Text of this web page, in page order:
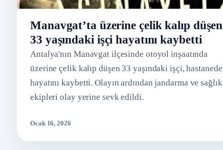
Manavgat’ta üzerine çelik kalıp düşen
33 yaşındaki işçi hayatını kaybetti
Antalya'nın Manavgat ilçesinde otoyol inşaatında
üzerine çelik kalıp düşen 33 yaşındaki işçi, hastanede
hayatını kaybetti. Olayın ardından jandarma ve sağlık
ekipleri olay yerine sevk edildi.
Ocak 16, 2026